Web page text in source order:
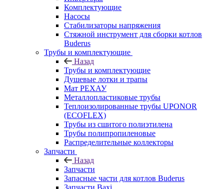
Комплектующие
Насосы
Стабилизаторы напряжения
Стяжной инструмент для сборки котлов
Buderus
Трубы и комплектующие
Назад
Трубы и комплектующие
Душевые лотки и трапы
Мат РЕХАУ
Металлопластиковые трубы
Теплоизолированные трубы UPONOR
(ECOFLEX)
Трубы из сшитого полиэтилена
Трубы полипропиленовые
Распределительные коллекторы
Запчасти
Назад
Запчасти
Запасные части для котлов Buderus
Запчасти Baxi